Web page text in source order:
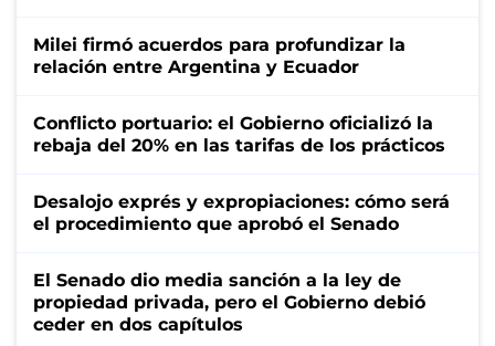
Milei firmó acuerdos para profundizar la
relación entre Argentina y Ecuador
Conflicto portuario: el Gobierno oficializó la
rebaja del 20% en las tarifas de los prácticos
Desalojo exprés y expropiaciones: cómo será
el procedimiento que aprobó el Senado
El Senado dio media sanción a la ley de
propiedad privada, pero el Gobierno debió
ceder en dos capítulos